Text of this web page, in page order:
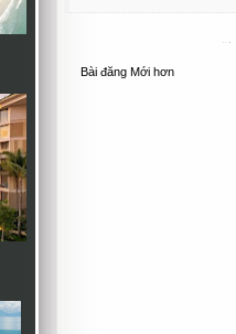
Bài đăng Mới hơn